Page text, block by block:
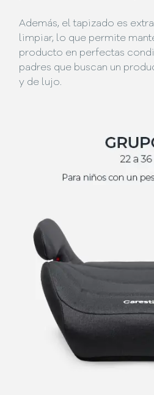
Además, el tapizado es
limpiar, lo que permite
producto en perfectas
padres que buscan un
y de lujo.